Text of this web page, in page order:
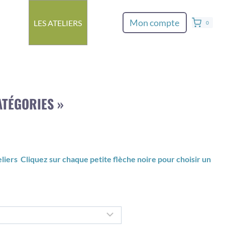
LES ATELIERS Mon compte 0
»
Cliquez sur chaque petite flèche noire pour choisir un